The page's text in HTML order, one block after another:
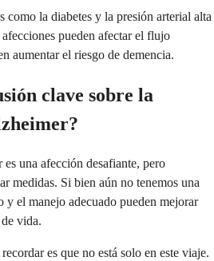
como la diabetes y la presión arterial alta
pueden afectar el flujo
aumentar el riesgo de demencia.
clave sobre la
una afección desafiante, pero
medidas. Si bien aún no tenemos una
y el manejo adecuado pueden mejorar
vida.
es que no está solo en este viaje.